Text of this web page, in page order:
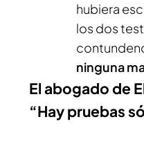
hubiera
los dos
ninguna
El abogado de
“Hay pruebas